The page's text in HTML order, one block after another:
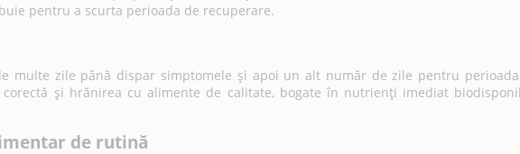
pentru a scurta perioada de recuperare.
multe zile până dispar simptomele și apoi un alt număr de zile pentru
și hrănirea cu alimente de calitate, bogate în nutrienți imediat
de rutină